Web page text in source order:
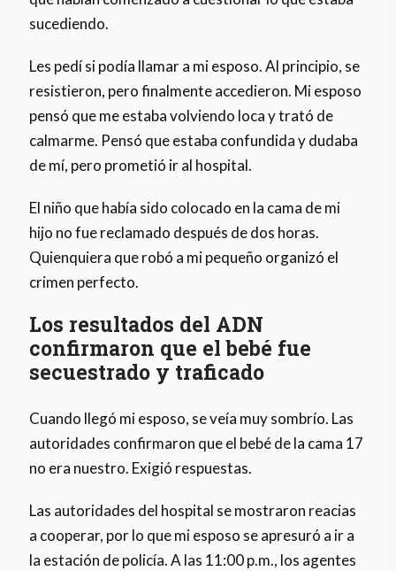
sucediendo.
Les pedí si podía llamar a mi esposo. Al principio, se
resistieron, pero finalmente accedieron. Mi esposo
pensó que me estaba volviendo loca y trató de
calmarme. Pensó que estaba confundida y dudaba
de mí, pero prometió ir al hospital.
El niño que había sido colocado en la cama de mi
hijo no fue reclamado después de dos horas.
Quienquiera que robó a mi pequeño organizó el
crimen perfecto.
Los resultados del ADN
confirmaron que el bebé fue
secuestrado y traficado
Cuando llegó mi esposo, se veía muy sombrío. Las
autoridades confirmaron que el bebé de la cama 17
no era nuestro. Exigió respuestas.
Las autoridades del hospital se mostraron reacias
a cooperar, por lo que mi esposo se apresuró a ir a
la estación de policía. A las 11:00 p.m., los agentes